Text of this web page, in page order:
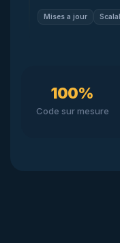
Mises a jour
100%
Code sur mesure